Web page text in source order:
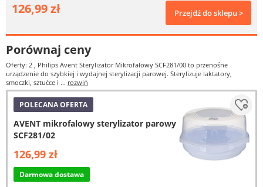
126,99 zł Przejdź do sklepu >
Porównaj ceny
Oferty: 2 , Philips Avent Sterylizator Mikrofalowy SCF281/00 to przenośne
urządzenie do szybkiej i wydajnej sterylizacji parowej. Sterylizuje laktatory,
smoczki, sztućce i ... rozwiń
POLECANA OFERTA
AVENT mikrofalowy sterylizator parowy
SCF281/02
126,99 zł
Darmowa dostawa